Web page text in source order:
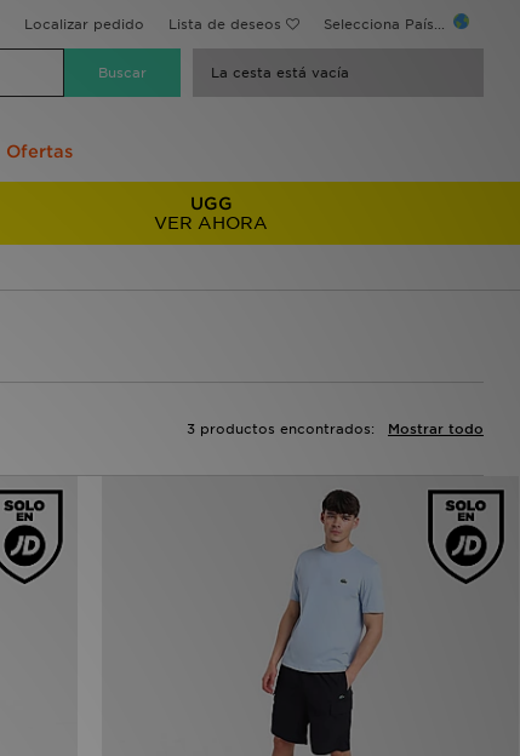
Localizar pedido Lista de deseos Selecciona País...
La cesta está vacía
Ofertas
UGG
VER AHORA
Mostrar todo
3 productos encontrados: